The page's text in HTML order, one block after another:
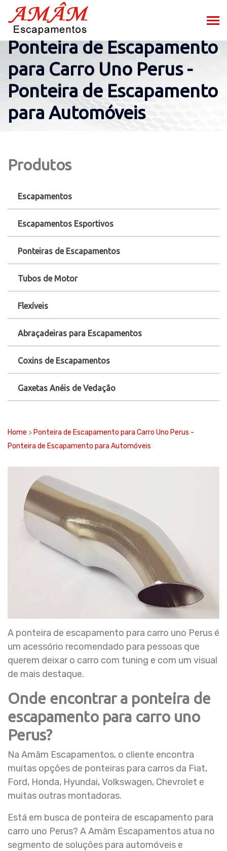
Ponteira de Escapamento
para Carro Uno Perus -
Ponteira de Escapamento
para Automóveis
Produtos
Escapamentos
Escapamentos Esportivos
Ponteiras de Escapamentos
Tubos de Motor
Flexíveis
Abraçadeiras para Escapamentos
Coxins de Escapamentos
Gaxetas Anéis de Vedação
Home > Ponteira de Escapamento para Carro Uno Perus -
Ponteira de Escapamento para Automóveis
A ponteira de escapamento para carro uno Perus é
um acessório recomendado para pessoas que
querem deixar o carro com tuning e com um visual
de mais destaque.
Onde encontrar a ponteira de
escapamento para carro uno
Perus?
Na Amâm Escapamentos, o cliente encontra
muitas opções de ponteiras para carros da Fiat,
Ford, Honda, Hyundai, Volkswagen, Chevrolet e
muitas outras montadoras.
Está em busca de ponteira de escapamento para
carro uno Perus? A Amâm Escapamentos atua no
segmento de soluções para automóveis e